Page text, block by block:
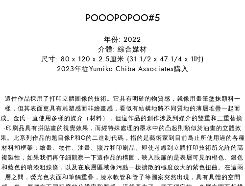
POOOPOPOO#5
年份: 2022
介體: 綜合媒材
尺寸: 80 x 120 x 2.5厘米 (31 1/2 x 47 1/4 x 1吋)
2023年從Yumiko Chiba Associates購入
這件作品採用了打印立體圖像的技術。它具有明確的物質感，就像用畫筆塗抹顏料一
樣，但其表面更具有雕塑感而非繪畫感，看似有結構地將不同質地的薄層堆疊一起而
成。金氏一直使用多樣的媒介（材料），但這作品的創作涉及到媒介的雙重和三重替換-
-印刷品具有拼貼畫的視覺效果，而經特殊處理的墨水中的凸起則類似於油畫的立體效
果。此系列作品的題目像P和O的二進制代碼，指的是藝術家到目前爲止所使用過的各種
材料和框架：繪畫、物件、油畫、照片和印刷品。即使考慮到立體打印技術所允許的高
複製性，如果我們再仔細觀察一下這作品的構圖，映入眼簾的是表層可見的橙色、銀色
和藍色的噴漆粗線條，以及在底層區域像污點一樣擴散的極度放大的紫色扭曲。在這兩
層之間，熒光色表面和筆觸重疊，澆水軟管和管子等圖案突然出現，具有具體的空間